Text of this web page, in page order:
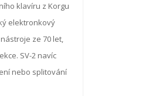
klavíru z Korgu
elektronkový
ze 70 let,
SV-2 navíc
nebo splitování